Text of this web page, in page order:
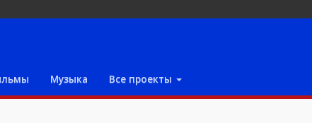
Музыка Все проекты